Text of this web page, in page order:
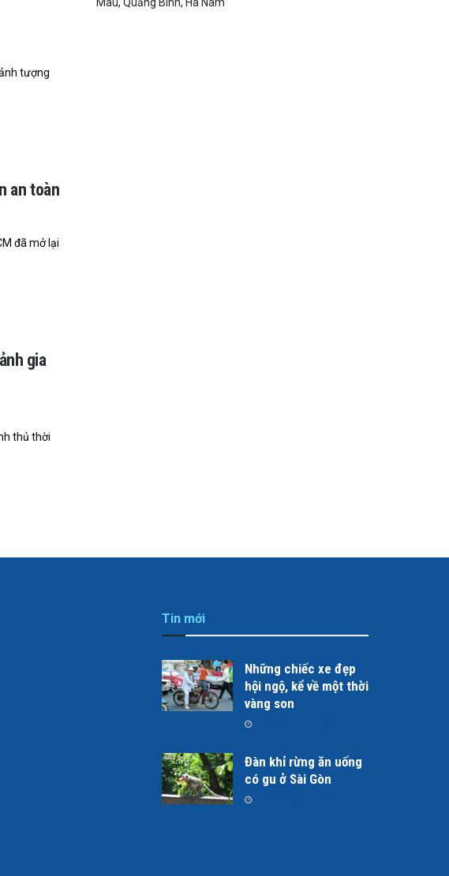
tượng
an toàn
đã mở lại
gia
thủ thời
Tin mới
Những chiếc xe đẹp
hội ngộ, kể về một thời
vàng son
Đàn khỉ rừng ăn uống
có gu ở Sài Gòn